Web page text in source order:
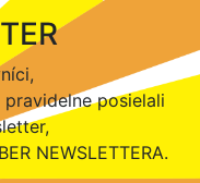
posielali
NEWSLETTERA.